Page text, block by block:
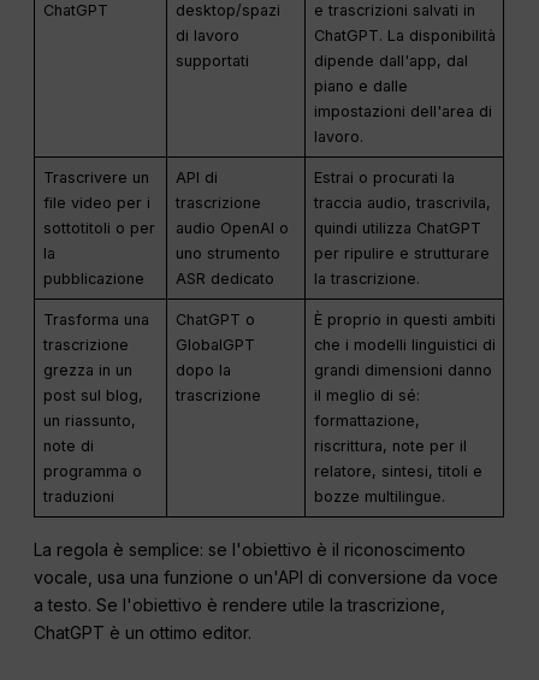
ChatGPT
desktop/spazi
di lavoro
supportati
e trascrizioni salvati in
ChatGPT. La disponibilità
dipende dall'app, dal
piano e dalle
impostazioni dell'area di
lavoro.
Trascrivere un
file video per i
sottotitoli o per
la
pubblicazione
API di
trascrizione
audio OpenAI o
uno strumento
ASR dedicato
Estrai o procurati la
traccia audio, trascrivila,
quindi utilizza ChatGPT
per ripulire e strutturare
la trascrizione.
Trasforma una
trascrizione
grezza in un
post sul blog,
un riassunto,
note di
programma o
traduzioni
ChatGPT o
GlobalGPT
dopo la
trascrizione
È proprio in questi ambiti
che i modelli linguistici di
grandi dimensioni danno
il meglio di sé:
formattazione,
riscrittura, note per il
relatore, sintesi, titoli e
bozze multilingue.
La regola è semplice: se l'obiettivo è il riconoscimento
vocale, usa una funzione o un'API di conversione da voce
a testo. Se l'obiettivo è rendere utile la trascrizione,
ChatGPT è un ottimo editor.